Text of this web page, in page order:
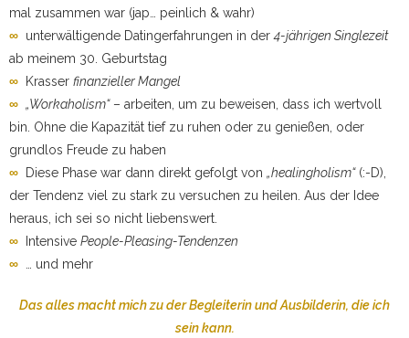
mal zusammen war (jap… peinlich & wahr)
∞ unterwältigende Datingerfahrungen in der4-jährigen Singlezeit
ab meinem 30. Geburtstag
∞ Krasser finanzieller Mangel
∞ „Workaholism“– arbeiten, um zu beweisen, dass ich wertvoll
bin. Ohne die Kapazität tief zu ruhen oder zu genießen, oder
grundlos Freude zu haben
∞ Diese Phase war dann direkt gefolgt von „healingholism“(:-D),
der Tendenz viel zu stark zu versuchen zu heilen. Aus der Idee
heraus, ich sei so nicht liebenswert.
∞ Intensive People-Pleasing-Tendenzen
∞ … und mehr
Das alles macht mich zu der Begleiterin und Ausbilderin, die ich
sein kann.